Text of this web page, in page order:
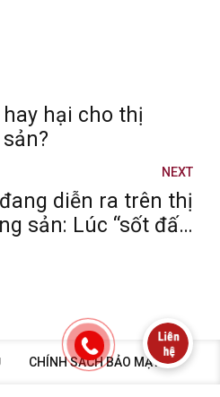
hại cho thị
NEXT
diễn ra trên thị
“sốt đất”
CHÍNH SÁCH BẢO MẬT